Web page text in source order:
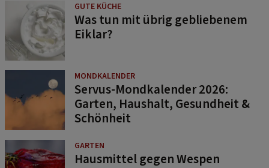
GUTE KÜCHE
Was tun mit übrig gebliebenem
Eiklar?
MONDKALENDER
Servus-Mondkalender 2026:
Garten, Haushalt, Gesundheit &
Schönheit
GARTEN
Hausmittel gegen Wespen